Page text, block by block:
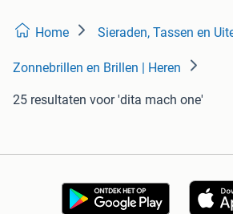
Home Sieraden, Tassen en
Zonnebrillen en Brillen | Heren
25 resultaten voor 'dita mach one'